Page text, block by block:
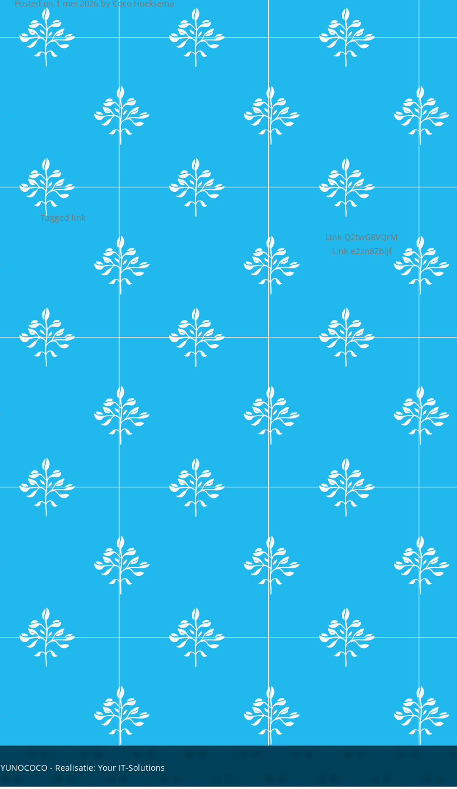
Posted on 1 mei 2026 by Coco Hoeksema
Tagged link
Bericht
navigatie
Link-Q2twG8VQrM
Link-e2zn8Zbljf
YUNOCOCO - Realisatie: Your IT-Solutions